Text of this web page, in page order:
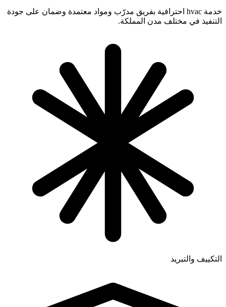
خدمة hvac احترافية بفريق مدرّب ومواد معتمدة وضمان على جودة
التنفيذ في مختلف مدن المملكة.
التكييف والتبريد